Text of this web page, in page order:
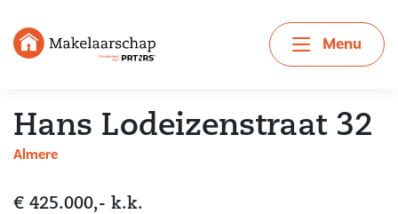
Menu
Hans Lodeizenstraat 32
Almere
€ 425.000,- k.k.